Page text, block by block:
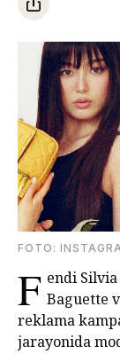
FOTO:
F endi
Baguette
reklama
jarayonida